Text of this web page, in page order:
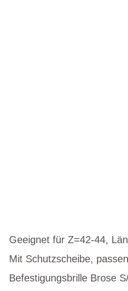
Geeignet für Z=42-44,
Mit Schutzscheibe,
Befestigungsbrille Brose